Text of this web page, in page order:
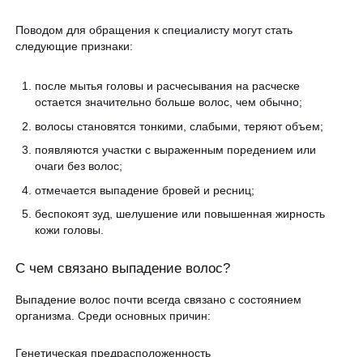
Образование
ЗАПИСАТЬСЯ НА КОНСУЛЬТАЦИЮ
Поводом для обращения к специалисту могут стать
следующие признаки:
после мытья головы и расчесывания на расческе
остается значительно больше волос, чем обычно;
волосы становятся тонкими, слабыми, теряют объем;
появляются участки с выраженным поредением или
очаги без волос;
отмечается выпадение бровей и ресниц;
беспокоят зуд, шелушение или повышенная жирность
кожи головы.
С чем связано выпадение волос?
Выпадение волос почти всегда связано с состоянием
организма. Среди основных причин:
Генетическая предрасположенность